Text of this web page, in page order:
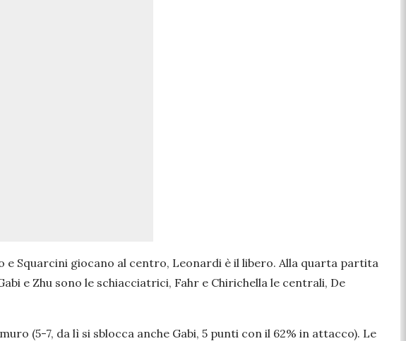
e Squarcini giocano al centro, Leonardi è il libero. Alla quarta partita
e Zhu sono le schiacciatrici, Fahr e Chirichella le centrali, De
(5-7, da lì si sblocca anche Gabi, 5 punti con il 62% in attacco). Le